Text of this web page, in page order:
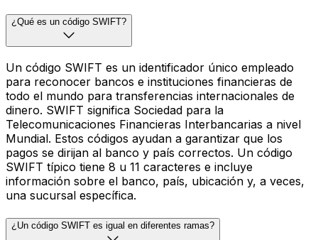
¿Qué es un código SWIFT?
Un código SWIFT es un identificador único empleado
para reconocer bancos e instituciones financieras de
todo el mundo para transferencias internacionales de
dinero. SWIFT significa Sociedad para la
Telecomunicaciones Financieras Interbancarias a nivel
Mundial. Estos códigos ayudan a garantizar que los
pagos se dirijan al banco y país correctos. Un código
SWIFT típico tiene 8 u 11 caracteres e incluye
información sobre el banco, país, ubicación y, a veces,
una sucursal específica.
¿Un código SWIFT es igual en diferentes ramas?